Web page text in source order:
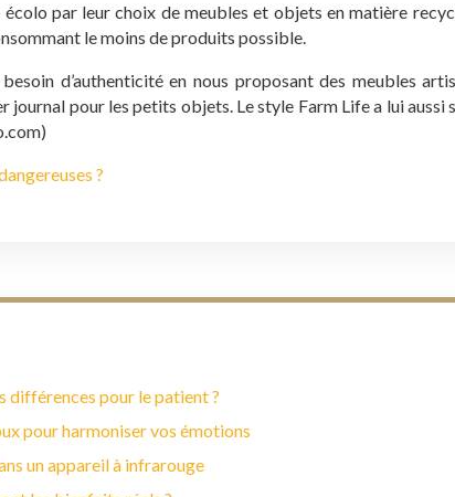
écolo par leur choix de meubles et objets en matière
le moins de produits possible.
d’authenticité en nous proposant des meubles
journal pour les petits objets. Le style Farm Life a lui
?
différences pour le patient ?
pour harmoniser vos émotions
un appareil à infrarouge